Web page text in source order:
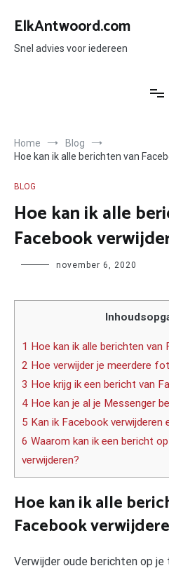
naar
inhoud
ElkAntwoord.com
Snel advies voor iedereen
Home
Blog
Hoe kan ik alle berichten van
BLOG
Hoe kan ik alle
Facebook
Author november 6, 2020
1 Hoe kan ik alle berichten van
2 Hoe verwijder je meerdere
3 Hoe krijg ik een bericht van
4 Hoe kan je al je Messenger
5 Kan ik Facebook verwijderen
6 Waarom kan ik een bericht
verwijderen?
Hoe kan ik alle
Facebook
Verwijder oude berichten op je